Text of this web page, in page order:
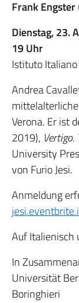
FrankEngster
Dienstag, 23.
19 Uhr
Istituto
Andrea
Verona. Er ist
2019),
University
von Furio Jesi.
Anmeldung
Auf Italienisch
In
Universität
Boringhieri